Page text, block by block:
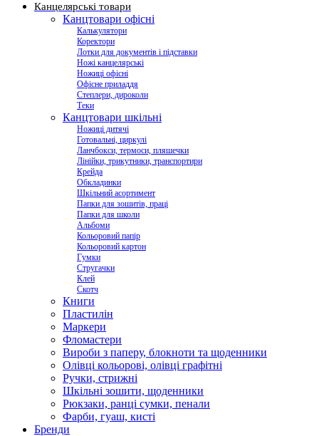
Канцелярські товари
Канцтовари офісні
Калькулятори
Коректори
Лотки для документів і підставки
Ножі канцелярські
Ножиці офісні
Офісне приладдя
Степлери, дироколи
Теки
Канцтовари шкільні
Ножиці дитячі
Готовальні, циркулі
Ланчбокси, термоси, пляшечки
Лінійки, трикутники, транспортири
Крейда
Обкладинки
Шкільний асортимент
Папки для зошитів, праці
Папки для школи
Альбоми
Кольоровий папір
Кольоровий картон
Гумки
Стругачки
Клей
Скотч
Книги
Пластилін
Маркери
Фломастери
Вироби з паперу, блокноти та щоденники
Олівці кольорові, олівці графітні
Ручки, стрижні
Шкільні зошити, щоденники
Рюкзаки, ранці сумки, пенали
Фарби, гуаш, кисті
Бренди